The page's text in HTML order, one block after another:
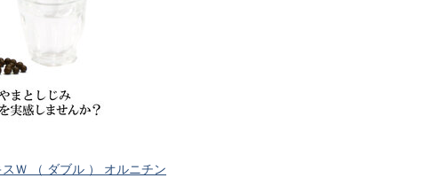
Ｗ （ ダブル ） オルニチン